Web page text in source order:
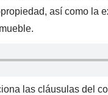
así como la
las cláusulas del